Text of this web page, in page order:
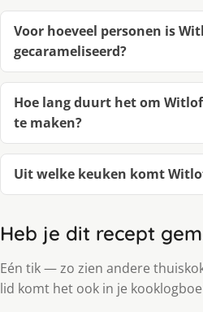
Voor hoeveel personen is
gecarameliseerd?
Hoe lang duurt het om
te maken?
Uit welke keuken komt
Heb je dit recept
Eén tik — zo zien andere
lid komt het ook in je